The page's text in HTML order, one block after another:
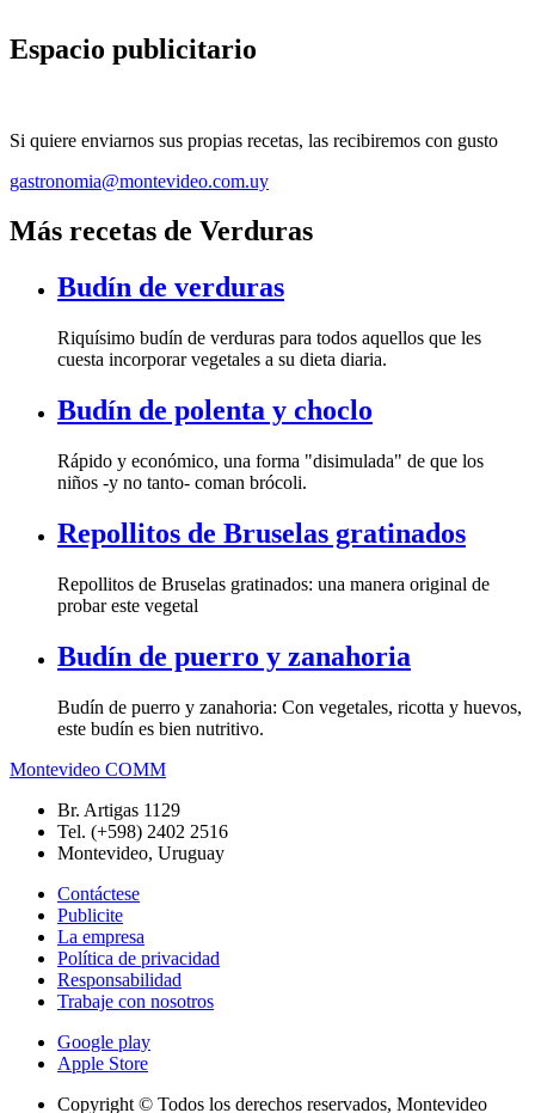
Espacio publicitario
Si quiere enviarnos sus propias recetas, las recibiremos con gusto
gastronomia@montevideo.com.uy
Más recetas de Verduras
Budín de verduras
Riquísimo budín de verduras para todos aquellos que les
cuesta incorporar vegetales a su dieta diaria.
Budín de polenta y choclo
Rápido y económico, una forma "disimulada" de que los
niños -y no tanto- coman brócoli.
Repollitos de Bruselas gratinados
Repollitos de Bruselas gratinados: una manera original de
probar este vegetal
Budín de puerro y zanahoria
Budín de puerro y zanahoria: Con vegetales, ricotta y huevos,
este budín es bien nutritivo.
Montevideo COMM
Br. Artigas 1129
Tel. (+598) 2402 2516
Montevideo, Uruguay
Contáctese
Publicite
La empresa
Política de privacidad
Responsabilidad
Trabaje con nosotros
Google play
Apple Store
Copyright © Todos los derechos reservados, Montevideo